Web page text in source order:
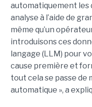
automatiquement les
analyse à l’aide de
même qu’un
introduisons ces
langage (LLM) pour
cause première et
tout cela se passe
automatique », a